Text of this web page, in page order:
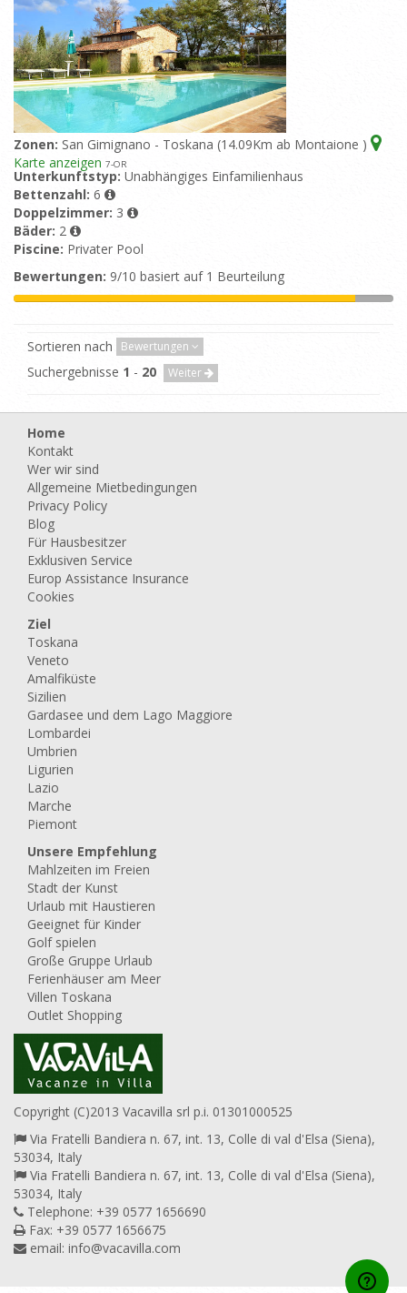
Zonen: San Gimignano - Toskana (14.09Km ab Montaione )
Karte anzeigen 7-OR
Unterkunftstyp: Unabhängiges Einfamilienhaus
Bettenzahl: 6
Doppelzimmer: 3
Bäder: 2
Piscine: Privater Pool
Bewertungen: 9/10 basiert auf 1 Beurteilung
Sortieren nach Bewertungen
Suchergebnisse 1 - 20 Weiter
Home
Kontakt
Wer wir sind
Allgemeine Mietbedingungen
Privacy Policy
Blog
Für Hausbesitzer
Exklusiven Service
Europ Assistance Insurance
Cookies
Ziel
Toskana
Veneto
Amalfiküste
Sizilien
Gardasee und dem Lago Maggiore
Lombardei
Umbrien
Ligurien
Lazio
Marche
Piemont
Unsere Empfehlung
Mahlzeiten im Freien
Stadt der Kunst
Urlaub mit Haustieren
Geeignet für Kinder
Golf spielen
Große Gruppe Urlaub
Ferienhäuser am Meer
Villen Toskana
Outlet Shopping
Copyright (C)2013 Vacavilla srl p.i. 01301000525
Via Fratelli Bandiera n. 67, int. 13, Colle di val d'Elsa (Siena),
53034, Italy
Via Fratelli Bandiera n. 67, int. 13, Colle di val d'Elsa (Siena),
53034, Italy
Telephone: +39 0577 1656690
Fax: +39 0577 1656675
email: info@vacavilla.com